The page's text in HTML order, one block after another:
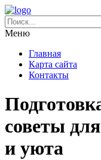
Меню
Главная
Карта сайта
Контакты
советы
и уюта